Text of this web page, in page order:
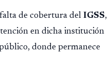
de cobertura del IGSS,
en dicha institución
donde permanece